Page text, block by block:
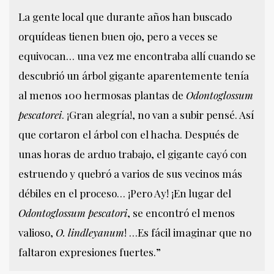
La gente local que durante años han buscado
orquídeas tienen buen ojo, pero a veces se
equivocan… una vez me encontraba allí cuando se
descubrió un árbol gigante aparentemente tenía
al menos 100 hermosas plantas de Odontoglossum
pescatorei. ¡Gran alegría!, no van a subir pensé. Así
que cortaron el árbol con el hacha. Después de
unas horas de arduo trabajo, el gigante cayó con
estruendo y quebró a varios de sus vecinos más
débiles en el proceso… ¡Pero Ay! ¡En lugar del
Odontoglossum pescatori, se encontró el menos
valioso, O. lindleyanum! …Es fácil imaginar que no
faltaron expresiones fuertes.”